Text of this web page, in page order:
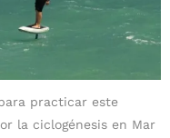
practicar este
la ciclogénesis en Mar